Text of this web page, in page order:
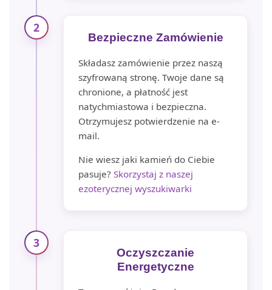
2
Bezpieczne Zamówienie
Składasz zamówienie przez naszą
szyfrowaną stronę. Twoje dane są
chronione, a płatność jest
natychmiastowa i bezpieczna.
Otrzymujesz potwierdzenie na e-
mail.
Nie wiesz jaki kamień do Ciebie
pasuje? Skorzystaj z naszej
ezoterycznej wyszukiwarki
3
Oczyszczanie
Energetyczne